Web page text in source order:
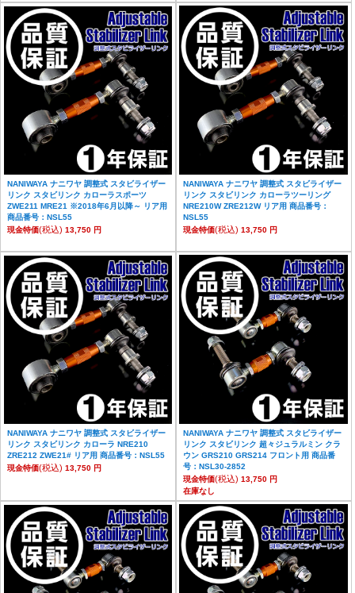
NANIWAYA ナニワヤ 調整式 スタビライザー
リンク スタビリンク カローラスポーツ
ZWE211 MRE21 ※2018年6月以降～ リア用
商品番号：NSL55
現金特価(税込) 13,750 円
NANIWAYA ナニワヤ 調整式 スタビライザー
リンク スタビリンク カローラツーリング
NRE210W ZRE212W リア用 商品番号：
NSL55
現金特価(税込) 13,750 円
NANIWAYA ナニワヤ 調整式 スタビライザー
リンク スタビリンク カローラ NRE210
ZRE212 ZWE21# リア用 商品番号：NSL55
現金特価(税込) 13,750 円
NANIWAYA ナニワヤ 調整式 スタビライザー
リンク スタビリンク 超々ジュラルミン クラ
ウン GRS210 GRS214 フロント用 商品番
号：NSL30-2852
現金特価(税込) 13,750 円
在庫なし